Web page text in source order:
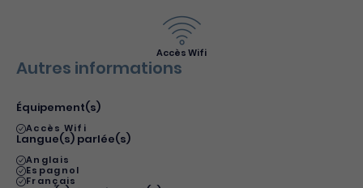
Accès Wifi
Autres informations
Équipement(s)
Accès Wifi
Langue(s) parlée(s)
Anglais
Espagnol
Français